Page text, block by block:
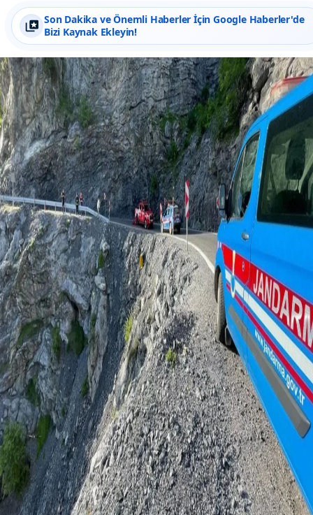
Son Dakika ve Önemli Haberler İçin Google Haberler'de
Bizi Kaynak Ekleyin!